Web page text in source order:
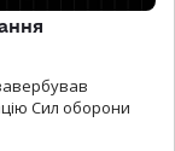
Сил оборони